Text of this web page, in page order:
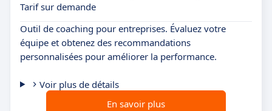
Tarif sur demande
Outil de coaching pour entreprises. Évaluez votre
équipe et obtenez des recommandations
personnalisées pour améliorer la performance.
Voir plus de détails
En savoir plus